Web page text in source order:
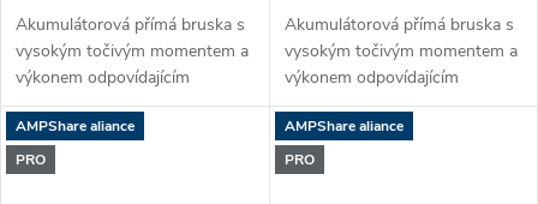
k
t
ů
k
t
ů
Akumulátorová přímá bruska s
vysokým točivým momentem a
výkonem odpovídajícím
elektrickému nářadí
Akumulátorová přímá bruska s
vysokým točivým momentem a
výkonem odpovídajícím
elektrickému nářadí
AMPShare aliance
PRO
AMPShare aliance
PRO